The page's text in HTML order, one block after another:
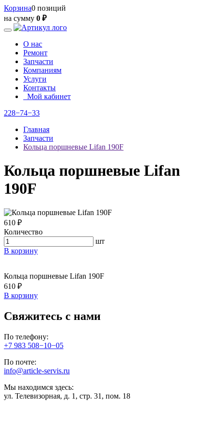
Корзина0 позиций
на сумму 0 ₽
О нас
Ремонт
Запчасти
Компаниям
Услуги
Контакты
Мой кабинет
228−74−33
Главная
Запчасти
Кольца поршневые Lifan 190F
Кольца поршневые Lifan
190F
610 ₽
Количество
шт
В корзину
Кольца поршневые Lifan 190F
610 ₽
В корзину
Свяжитесь с нами
По телефону:
+7 983 508−10−05
По почте:
info@article-servis.ru
Мы находимся здесь:
ул. Телевизорная, д. 1, стр. 31, пом. 18